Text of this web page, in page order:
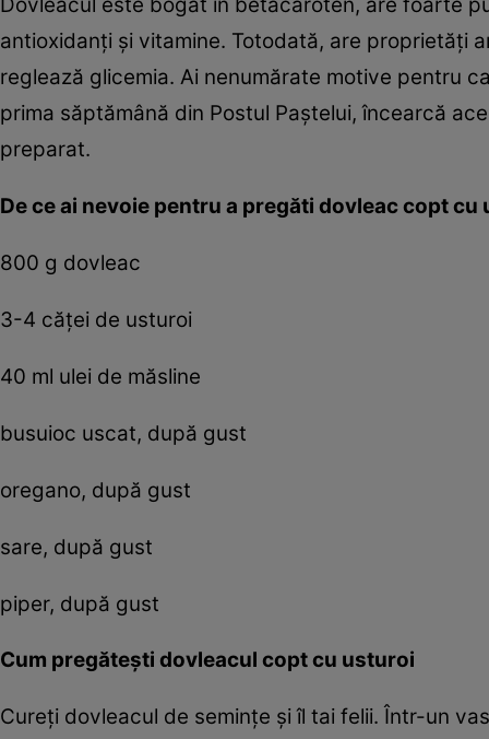
Dovleacul este bogat în betacaroten, are foarte
antioxidanţi şi vitamine. Totodată, are proprietăţi
reglează glicemia. Ai nenumărate motive pentru
prima săptămână din Postul Paştelui, încearcă
preparat.
De ce ai nevoie pentru a pregăti dovleac copt cu
800 g dovleac
3-4 căţei de usturoi
40 ml ulei de măsline
busuioc uscat, după gust
oregano, după gust
sare, după gust
piper, după gust
Cum pregăteşti dovleacul copt cu usturoi
Cureţi dovleacul de seminţe şi îl tai felii. Într-un